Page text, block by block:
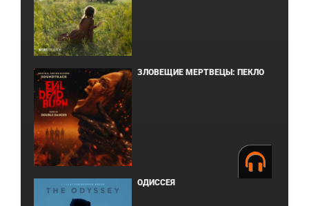
ЗЛОВЕЩИЕ МЕРТВЕЦЫ: ПЕКЛО
ОДИССЕЯ